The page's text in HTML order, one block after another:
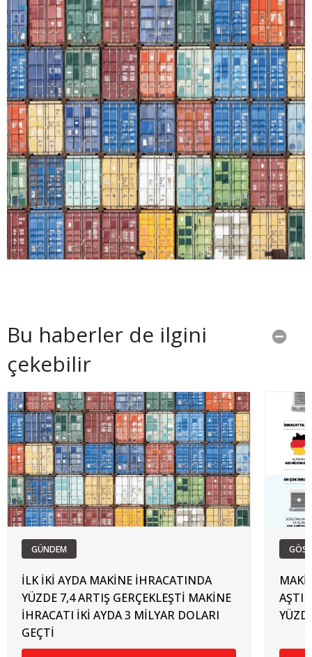
Bu haberler de ilgini
çekebilir
GÜNDEM
İLK İKİ AYDA MAKİNE İHRACATINDA
YÜZDE 7,4 ARTIŞ GERÇEKLEŞTİ MAKİNE
İHRACATI İKİ AYDA 3 MİLYAR DOLARI
GEÇTİ
AŞTI